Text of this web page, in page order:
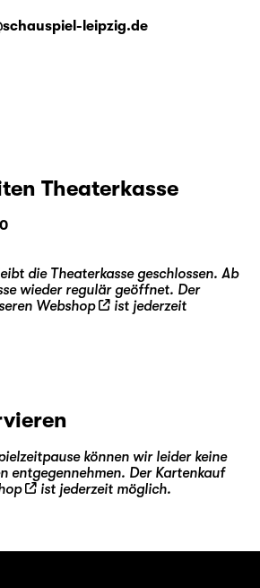
leipzig.de
Theaterkasse
die Theaterkasse geschlossen. Ab
wieder regulär geöffnet. Der
Webshop
ist jederzeit
können wir leider keine
entgegennehmen. Der Kartenkauf
ist jederzeit möglich.